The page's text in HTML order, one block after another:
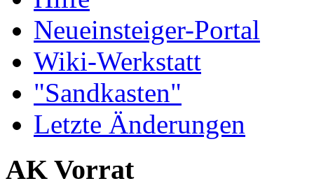
Neueinsteiger-Portal
Wiki-Werkstatt
"Sandkasten"
Letzte Änderungen
AK Vorrat